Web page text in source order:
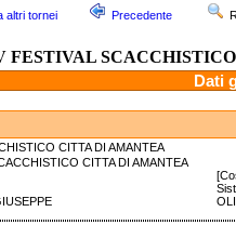
altri tornei Precedente
FESTIVAL
Dati
CITTA DI AMANTEA
CITTA DI AMANTEA